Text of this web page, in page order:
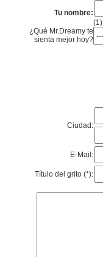
Tu nombre:
(1)
¿Qué Mr.Dreamy te
sienta mejor hoy?
Ciudad:
E-Mail:
Título del grito (*):